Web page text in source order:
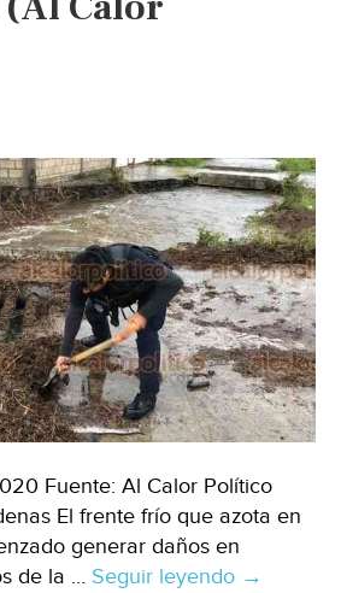
Fuente: Al Calor Político
El frente frío que azota en
generar daños en
de la … Seguir leyendo Veracruz:
→